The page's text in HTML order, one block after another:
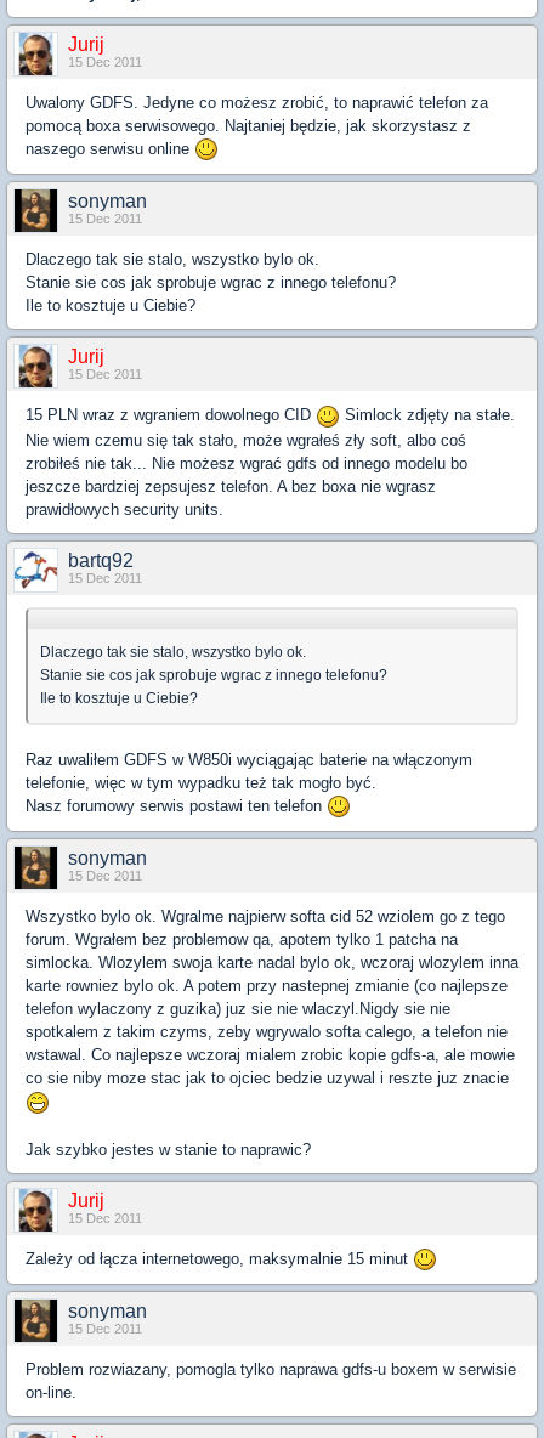
Jurij
15 Dec 2011
Uwalony GDFS. Jedyne co możesz zrobić, to naprawić telefon za
pomocą boxa serwisowego. Najtaniej będzie, jak skorzystasz z
naszego serwisu online
sonyman
15 Dec 2011
Dlaczego tak sie stalo, wszystko bylo ok.
Stanie sie cos jak sprobuje wgrac z innego telefonu?
Ile to kosztuje u Ciebie?
Jurij
15 Dec 2011
15 PLN wraz z wgraniem dowolnego CID
Simlock zdjęty na stałe.
Nie wiem czemu się tak stało, może wgrałeś zły soft, albo coś
zrobiłeś nie tak... Nie możesz wgrać gdfs od innego modelu bo
jeszcze bardziej zepsujesz telefon. A bez boxa nie wgrasz
prawidłowych security units.
bartq92
15 Dec 2011
Dlaczego tak sie stalo, wszystko bylo ok.
Stanie sie cos jak sprobuje wgrac z innego telefonu?
Ile to kosztuje u Ciebie?
Raz uwaliłem GDFS w W850i wyciągając baterie na włączonym
telefonie, więc w tym wypadku też tak mogło być.
Nasz forumowy serwis postawi ten telefon
sonyman
15 Dec 2011
Wszystko bylo ok. Wgralme najpierw softa cid 52 wziolem go z tego
forum. Wgrałem bez problemow qa, apotem tylko 1 patcha na
simlocka. Wlozylem swoja karte nadal bylo ok, wczoraj wlozylem inna
karte rowniez bylo ok. A potem przy nastepnej zmianie (co najlepsze
telefon wylaczony z guzika) juz sie nie wlaczyl.Nigdy sie nie
spotkalem z takim czyms, zeby wgrywalo softa calego, a telefon nie
wstawal. Co najlepsze wczoraj mialem zrobic kopie gdfs-a, ale mowie
co sie niby moze stac jak to ojciec bedzie uzywal i reszte juz znacie
Jak szybko jestes w stanie to naprawic?
Jurij
15 Dec 2011
Zależy od łącza internetowego, maksymalnie 15 minut
sonyman
15 Dec 2011
Problem rozwiazany, pomogla tylko naprawa gdfs-u boxem w serwisie
on-line.